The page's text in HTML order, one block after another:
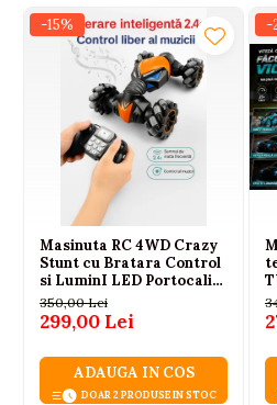
CONTINUT SET
masina cu telecomanda
telecomanda
manual de utilizare
ambalaj original colorat
-15%
Masinuta RC 4WD Crazy
Stunt cu Bratara Control
si LuminI LED Portocaliu
14 ani+
350,00 Lei
299,00 Lei
ADAUGA IN COS
DOAR 2 PRODUSE IN STOC
-